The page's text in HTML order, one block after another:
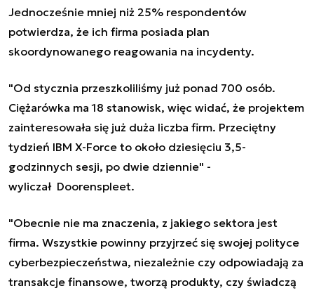
Jednocześnie mniej niż 25% respondentów
potwierdza, że ich firma posiada plan
skoordynowanego reagowania na incydenty.
"Od stycznia przeszkoliliśmy już ponad 700 osób.
Ciężarówka ma 18 stanowisk, więc widać, że projektem
zainteresowała się już duża liczba firm. Przeciętny
tydzień IBM X-Force to około dziesięciu 3,5-
godzinnych sesji, po dwie dziennie" -
wyliczał Doorenspleet.
"Obecnie nie ma znaczenia, z jakiego sektora jest
firma. Wszystkie powinny przyjrzeć się swojej polityce
cyberbezpieczeństwa, niezależnie czy odpowiadają za
transakcje finansowe, tworzą produkty, czy świadczą